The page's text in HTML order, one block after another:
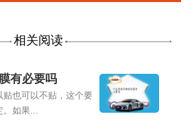
相关阅读
有必要吗
也可以不贴，这个要
。如果...